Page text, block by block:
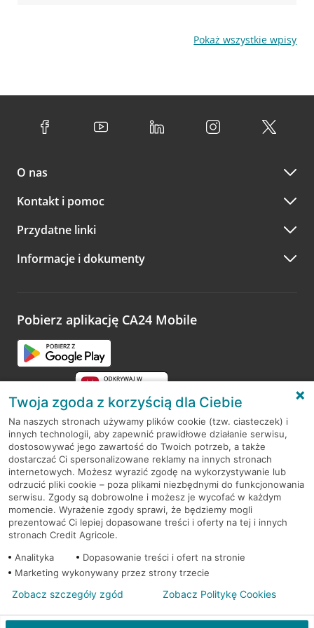
Pokaż wszystkie wpisy
O nas
Kontakt i pomoc
Przydatne linki
Informacje i dokumenty
Pobierz aplikację CA24 Mobile
RODO
Regulamin serwisu
Mapa serwisu
PolitykaCookies
© 2026 Credit Agricole Bank Polska S.A. Wszelkie prawa zastrzeżone
Twoja zgoda z korzyścią dla Ciebie
Na naszych stronach używamy plików cookie (tzw. ciasteczek) i
innych technologii, aby zapewnić prawidłowe działanie serwisu,
dostosowywać jego zawartość do Twoich potrzeb, a także
dostarczać Ci spersonalizowane reklamy na innych stronach
internetowych. Możesz wyrazić zgodę na wykorzystywanie lub
odrzucić pliki cookie – poza plikami niezbędnymi do funkcjonowania
serwisu. Zgody są dobrowolne i możesz je wycofać w każdym
momencie. Wyrażenie zgody sprawi, że będziemy mogli
prezentować Ci lepiej dopasowane treści i oferty na tej i innych
stronach Credit Agricole.
Analityka
Dopasowanie treści i ofert na stronie
Marketing wykonywany przez strony trzecie
Zobacz szczegóły zgód Zobacz Politykę Cookies